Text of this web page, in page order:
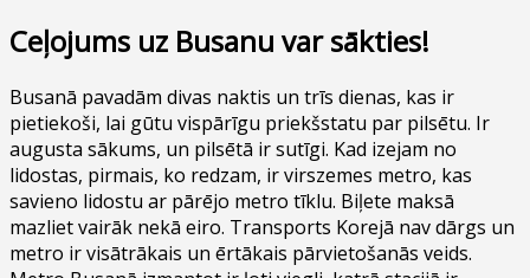
Ceļojums uz Busanu var sākties!
Busanā pavadām divas naktis un trīs dienas, kas ir
pietiekoši, lai gūtu vispārīgu priekšstatu par pilsētu. Ir
augusta sākums, un pilsētā ir sutīgi. Kad izejam no
lidostas, pirmais, ko redzam, ir virszemes metro, kas
savieno lidostu ar pārējo metro tīklu. Biļete maksā
mazliet vairāk nekā eiro. Transports Korejā nav dārgs un
metro ir visātrākais un ērtākais pārvietošanās veids.